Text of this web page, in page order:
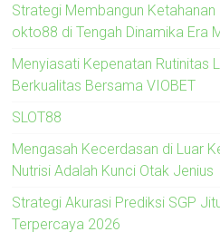
Strategi Membangun
okto88 di Tengah Dinamika Era
Menyiasati Kepenatan Rutinitas
Berkualitas Bersama VIOBET
SLOT88
Mengasah Kecerdasan di Luar
Nutrisi Adalah Kunci Otak Jenius
Strategi Akurasi Prediksi SGP
Terpercaya 2026